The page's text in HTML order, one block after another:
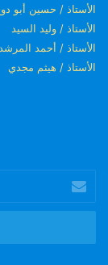
الأستاذ / حسين أبو
الأستاذ / وليد السيد
الأستاذ / أحمد
الأستاذ / هيثم مجدي
بريدك
الإلكتروني